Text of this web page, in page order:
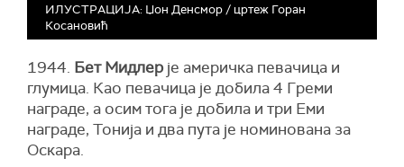
ИЛУСТРАЦИЈА: Џон Денсмор / цртеж Горан
Косановић
1944. Бет Мидлерје америчка певачица и
глумица. Као певачица је добила 4 Греми
награде, а осим тога је добила и три Еми
награде, Тонија и два пута је номинована за
Оскара.